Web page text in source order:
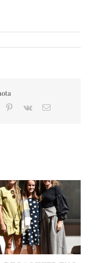
Pinterest
Vk Email